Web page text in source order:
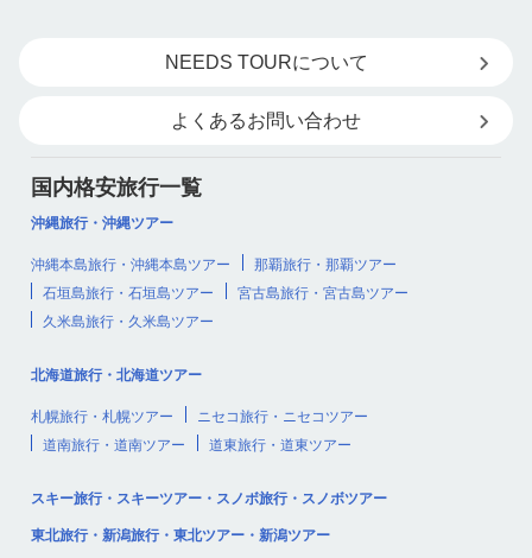
NEEDS TOURについて
よくあるお問い合わせ
国内格安旅行一覧
沖縄旅行・沖縄ツアー
沖縄本島旅行・沖縄本島ツアー
那覇旅行・那覇ツアー
石垣島旅行・石垣島ツアー
宮古島旅行・宮古島ツアー
久米島旅行・久米島ツアー
北海道旅行・北海道ツアー
札幌旅行・札幌ツアー
ニセコ旅行・ニセコツアー
道南旅行・道南ツアー
道東旅行・道東ツアー
スキー旅行・スキーツアー・スノボ旅行・スノボツアー
東北旅行・新潟旅行・東北ツアー・新潟ツアー